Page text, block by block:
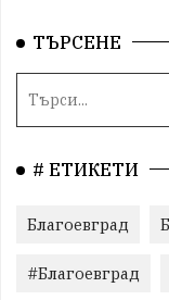
ТЪРСЕНЕ
# ЕТИКЕТИ
Благоевград
#Благоевград